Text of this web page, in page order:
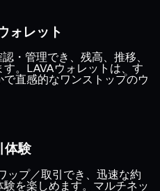
ォレット
・管理でき、残高、推移、
。LAVAウォレットは、す
直感的なワンストップのウ
体験
ップ／取引でき、迅速な約
を楽しめます。マルチネッ